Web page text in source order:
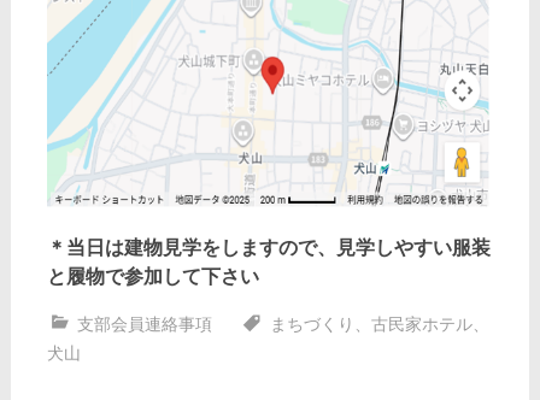
＊当日は建物見学をしますので、見学しやすい服装
と履物で参加して下さい
支部会員連絡事項 まちづくり 、 古民家ホテル、
犬山